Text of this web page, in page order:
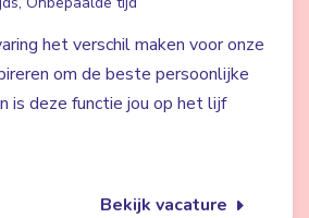
het verschil maken voor onze
om de beste persoonlijke
is deze functie jou op het lijf
Bekijk vacature